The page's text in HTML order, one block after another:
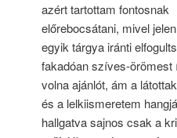
azért tartottam fontosnak
előrebocsátani, mivel
egyik tárgya iránti
fakadóan szíves-örömest
volna ajánlót, ám a
és a lelkiismeretem
hallgatva sajnos csak a